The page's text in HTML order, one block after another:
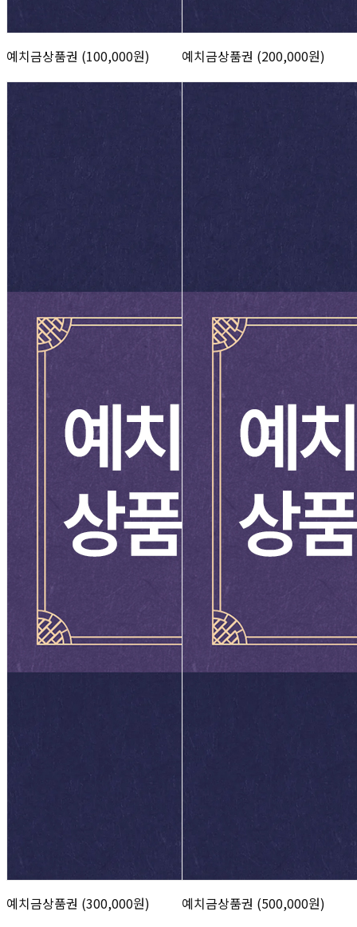
예치금상품권 (100,000원) 예치금상품권 (200,000원)
예치금상품권 (300,000원) 예치금상품권 (500,000원)